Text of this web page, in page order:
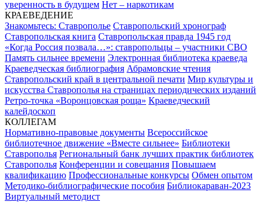
уверенность в будущем Нет – наркотикам
КРАЕВЕДЕНИЕ
Знакомьтесь: Ставрополье Ставропольский хронограф
Ставропольская книга Ставропольская правда 1945 год
«Когда Россия позвала…»: ставропольцы – участники СВО
Память сильнее времени Электронная библиотека краеведа
Краеведческая библиография Абрамовские чтения
Ставропольский край в центральной печати Мир культуры и
искусства Ставрополья на страницах периодических изданий
Ретро-точка «Воронцовская роща» Краеведческий
калейдоскоп
КОЛЛЕГАМ
Нормативно-правовые документы Всероссийское
библиотечное движение «Вместе сильнее» Библиотеки
Ставрополья Региональный банк лучших практик библиотек
Ставрополья Конференции и совещания Повышаем
квалификацию Профессиональные конкурсы Обмен опытом
Методико-библиографические пособия Библиокараван-2023
Виртуальный методист